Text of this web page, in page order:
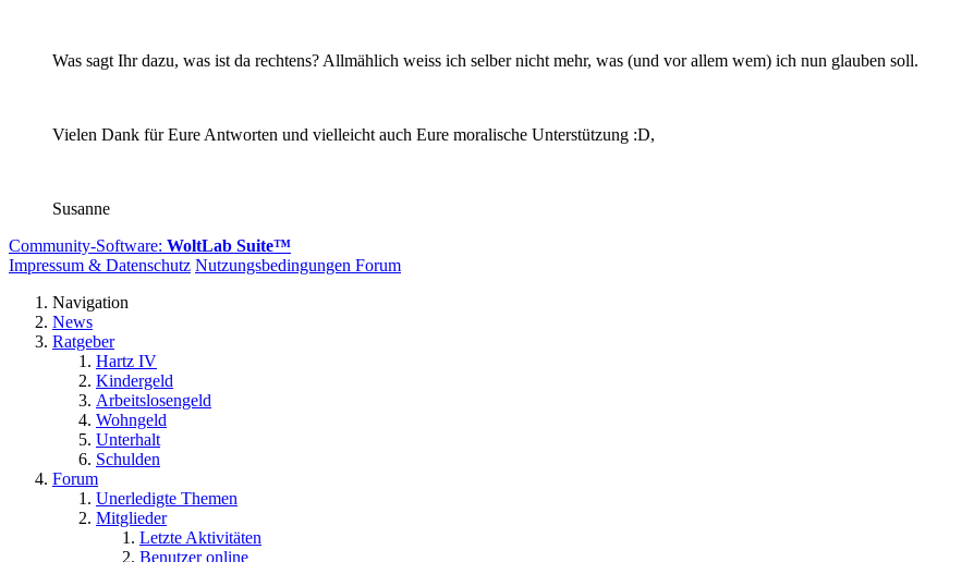
Was sagt Ihr dazu, was ist da rechtens? Allmählich weiss ich selber nicht mehr, was (und vor allem wem) ich nun glauben soll.
Vielen Dank für Eure Antworten und vielleicht auch Eure moralische Unterstützung :D,
Susanne
Community-Software: WoltLab Suite™
Impressum & Datenschutz Nutzungsbedingungen Forum
Navigation
News
Ratgeber
Hartz IV
Kindergeld
Arbeitslosengeld
Wohngeld
Unterhalt
Schulden
Forum
Unerledigte Themen
Mitglieder
Letzte Aktivitäten
Benutzer online